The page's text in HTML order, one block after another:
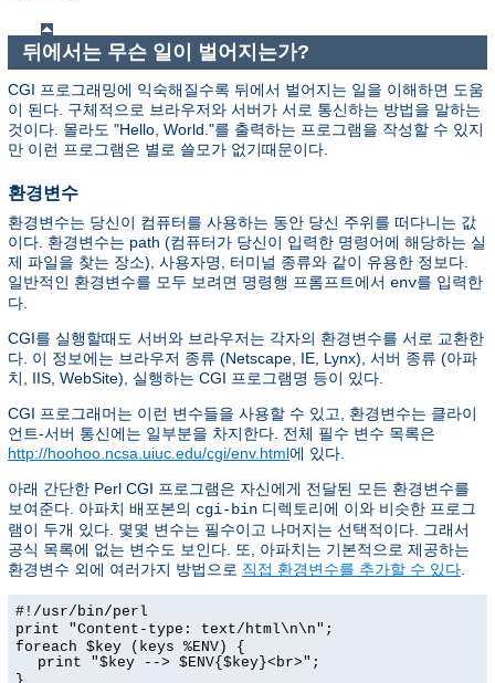
뒤에서는 무슨 일이 벌어지는가?
CGI 프로그래밍에 익숙해질수록 뒤에서 벌어지는 일을 이해하면 도움
이 된다. 구체적으로 브라우저와 서버가 서로 통신하는 방법을 말하는
것이다. 몰라도 "Hello, World."를 출력하는 프로그램을 작성할 수 있지
만 이런 프로그램은 별로 쓸모가 없기때문이다.
환경변수
환경변수는 당신이 컴퓨터를 사용하는 동안 당신 주위를 떠다니는 값
이다. 환경변수는 path (컴퓨터가 당신이 입력한 명령어에 해당하는 실
제 파일을 찾는 장소), 사용자명, 터미널 종류와 같이 유용한 정보다.
일반적인 환경변수를 모두 보려면 명령행 프롬프트에서 env를 입력한
다.
CGI를 실행할때도 서버와 브라우저는 각자의 환경변수를 서로 교환한
다. 이 정보에는 브라우저 종류 (Netscape, IE, Lynx), 서버 종류 (아파
치, IIS, WebSite), 실행하는 CGI 프로그램명 등이 있다.
CGI 프로그래머는 이런 변수들을 사용할 수 있고, 환경변수는 클라이
언트-서버 통신에는 일부분을 차지한다. 전체 필수 변수 목록은
http://hoohoo.ncsa.uiuc.edu/cgi/env.html에 있다.
아래 간단한 Perl CGI 프로그램은 자신에게 전달된 모든 환경변수를
보여준다. 아파치 배포본의 cgi-bin 디렉토리에 이와 비슷한 프로그
램이 두개 있다. 몇몇 변수는 필수이고 나머지는 선택적이다. 그래서
공식 목록에 없는 변수도 보인다. 또, 아파치는 기본적으로 제공하는
환경변수 외에 여러가지 방법으로 직접 환경변수를 추가할 수 있다
#!/usr/bin/perl
print "Content-type: text/html\n\n";
foreach $key (keys %ENV) {
print "$key --> $ENV{$key}<br>";